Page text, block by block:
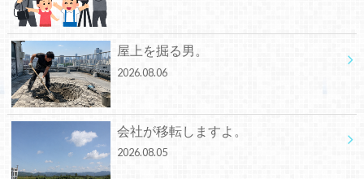
屋上を掘る男。
2026.08.06
会社が移転しますよ。
2026.08.05